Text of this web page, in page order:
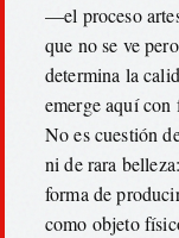
—el proceso
que no se ve
determina la
emerge aquí con
No es cuestión
ni de rara
forma de
como objeto